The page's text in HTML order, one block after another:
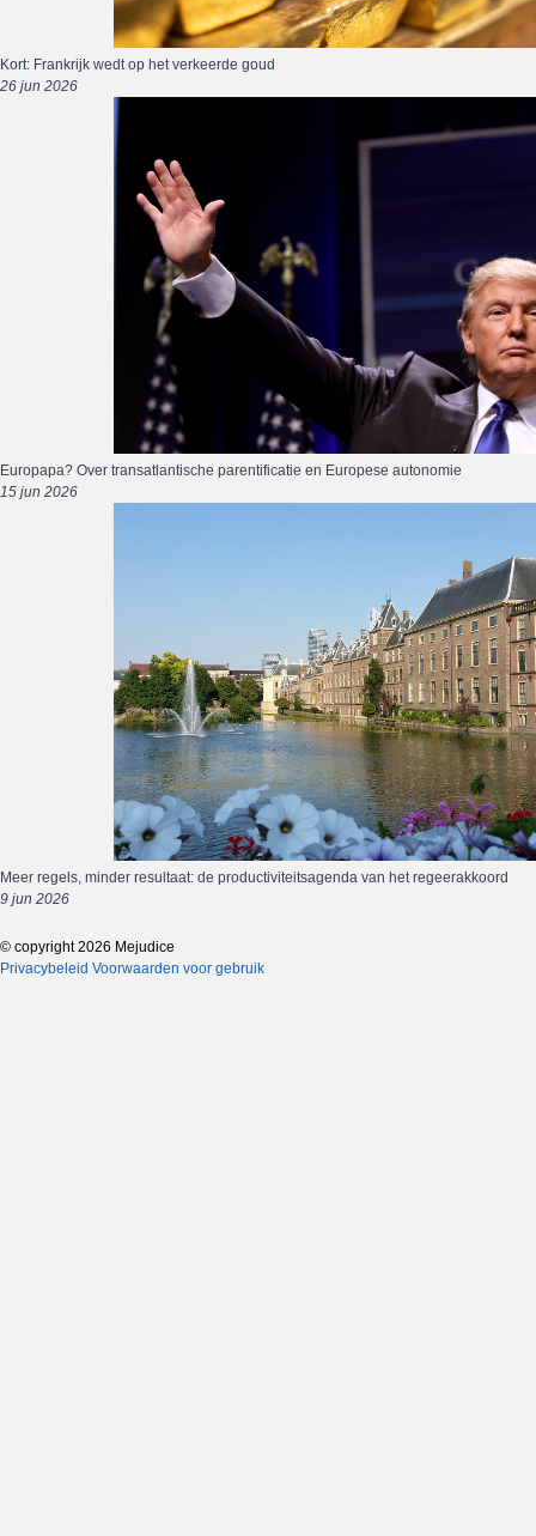
Kort: Frankrijk wedt op het verkeerde goud
26 jun 2026
Europapa? Over transatlantische parentificatie en Europese autonomie
15 jun 2026
Meer regels, minder resultaat: de productiviteitsagenda van het regeerakkoord
9 jun 2026
© copyright 2026 Mejudice
Privacybeleid Voorwaarden voor gebruik